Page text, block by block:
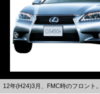
12年(H24)3月、FMC時のフロント